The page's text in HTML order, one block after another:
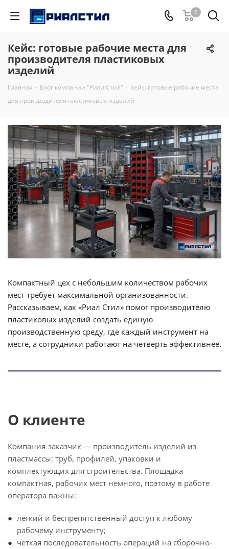
0
Кейс: готовые рабочие места для
производителя пластиковых
изделий
Главная - Блог компании "Риал Стил" - Кейс: готовые рабочие места
для производителя пластиковых изделий
Компактный цех с небольшим количеством рабочих
мест требует максимальной организованности.
Рассказываем, как «Риал Стил» помог производителю
пластиковых изделий создать единую
производственную среду, где каждый инструмент на
месте, а сотрудники работают на четверть эффективнее.
О клиенте
Компания-заказчик — производитель изделий из
пластмассы: труб, профилей, упаковки и
комплектующих для строительства. Площадка
компактная, рабочих мест немного, поэтому в работе
оператора важны:
легкий и беспрепятственный доступ к любому
рабочему инструменту;
четкая последовательность операций на сборочно-